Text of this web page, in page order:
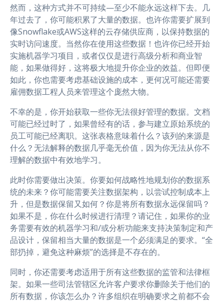
然而，这种方式并不可持续—至少不能永远这样下去。几
年过去了，你可能积累了大量的数据。也许你需要扩展到
像Snowflake或AWS这样的云存储供应商，以保持数据的
实时访问速度。当然你在使用这些数据！也许你已经开始
实施机器学习项目，或者仅仅是进行高级分析和商业智
能，如果做得好，这将极大地提升你企业的效益。但即便
如此，你也需要考虑基础设施的成本，更何况可能还需要
雇佣数据工程人员来管理这个庞然大物。
不幸的是，你开始获取一些你无法很好管理的数据。文档
可能已经过时了，如果曾经有的话，参与建立原始系统的
员工可能已经离职。这张表格意味着什么？该列的来源是
什么？无法解释的数据几乎毫无价值，因为你无法从你不
理解的数据中有效地学习。
此时你需要做出决策。你要如何战略性地规划你的数据系
统的未来？你可能需要关注数据架构，以尝试控制成本上
升，但是数据保留又如何？你是将所有数据永远保留吗？
如果不是，你在什么时候进行清理？请记住，如果你的业
务需要有效的机器学习和/或分析功能来支持决策制定和产
品设计，保留相当大量的数据是一个必须满足的要求。“全
部扔掉，避免这种麻烦”的选择是不存在的。
同时，你还需要考虑适用于所有这些数据的监管和法律框
架。如果一些司法管辖区允许客户要求你删除关于他们的
所有数据，你该怎么办？许多组织在明确要求之前都不会